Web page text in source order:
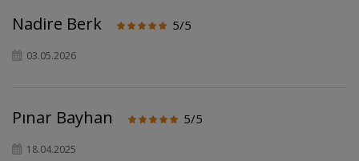
Nadire Berk 5/5
03.05.2026
Pınar Bayhan 5/5
18.04.2025